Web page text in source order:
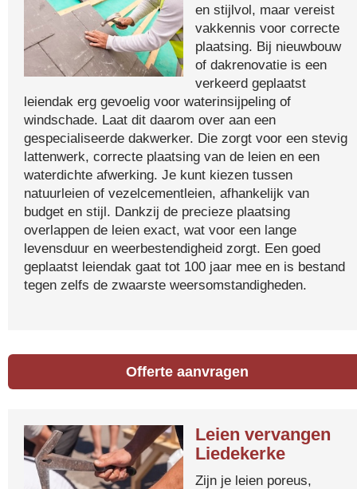
en stijlvol, maar vereist
vakkennis voor correcte
plaatsing. Bij nieuwbouw
of dakrenovatie is een
verkeerd geplaatst
leiendak erg gevoelig voor waterinsijpeling of
windschade. Laat dit daarom over aan een
gespecialiseerde dakwerker. Die zorgt voor een stevig
lattenwerk, correcte plaatsing van de leien en een
waterdichte afwerking. Je kunt kiezen tussen
natuurleien of vezelcementleien, afhankelijk van
budget en stijl. Dankzij de precieze plaatsing
overlappen de leien exact, wat voor een lange
levensduur en weerbestendigheid zorgt. Een goed
geplaatst leiendak gaat tot 100 jaar mee en is bestand
tegen zelfs de zwaarste weersomstandigheden.
Offerte aanvragen
Leien vervangen
Liedekerke
Zijn je leien poreus,